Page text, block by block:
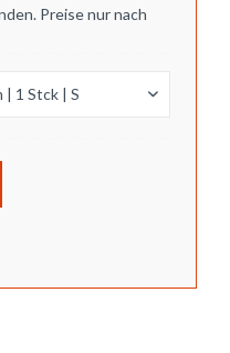
Preise nur nach